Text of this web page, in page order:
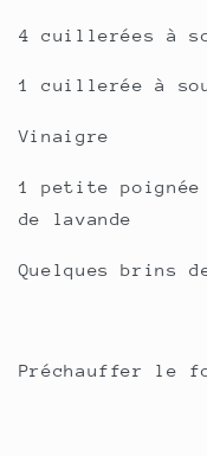
4 cuillerées à
1 cuillerée à
Vinaigre
1 petite poignée
de lavande
Quelques brins
Préchauffer le